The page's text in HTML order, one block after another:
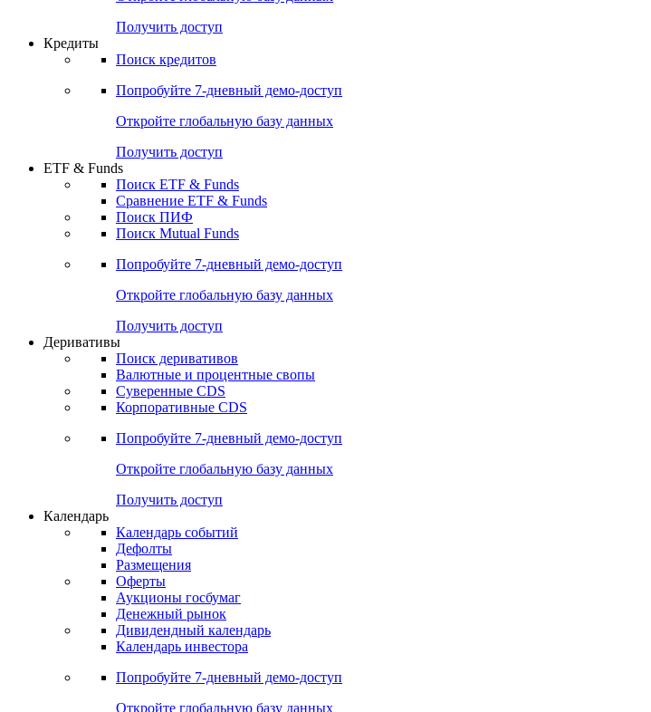
Попробуйте7-дневный
Откройте глобальную базу данных
Получить доступ
Кредиты
Поиск кредитов
Попробуйте7-дневный
Откройте глобальную базу данных
Получить доступ
ETF & Funds
Поиск ETF & Funds
Сравнение ETF & Funds
Поиск ПИФ
Поиск Mutual Funds
Попробуйте7-дневный
Откройте глобальную базу данных
Получить доступ
Деривативы
Поиск деривативов
Валютные и процентные свопы
Суверенные CDS
Корпоративные CDS
Попробуйте7-дневный
Откройте глобальную базу данных
Получить доступ
Календарь
Календарь событий
Дефолты
Размещения
Оферты
Аукционы госбумаг
Денежный рынок
Дивидендный календарь
Календарь инвестора